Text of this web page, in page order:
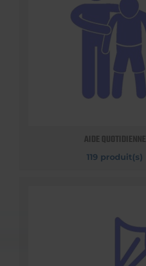
AIDE QUOTIDIENNE
119 produit(s)